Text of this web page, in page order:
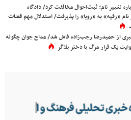
تغییر نام؛ ثبت‌احوال مخالفت کرد/ دادگاه
نام «رقیه» به «رویا» را پذیرفت/ استدلال مهم قضات
بی‌خبری از حمیدرضا رجب‌زاده فاش شد/ مداح جوان چگونه
یک قرار مرگ با دختر بلاگر